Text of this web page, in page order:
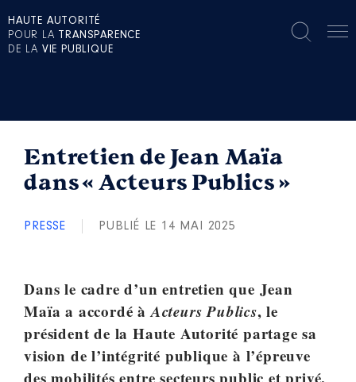
HAUTE AUTORITÉ
POUR LA TRANSPARENCE
DE LA VIE PUBLIQUE
Entretien de Jean Maïa
dans « Acteurs Publics »
PRESSE PUBLIÉ LE 14 MAI 2025
Dans le cadre d’un entretien que Jean
Maïa a accordé àActeurs Publics, le
président de la Haute Autorité partage sa
vision de l’intégrité publique à l’épreuve
des mobilités entre secteurs public et privé,